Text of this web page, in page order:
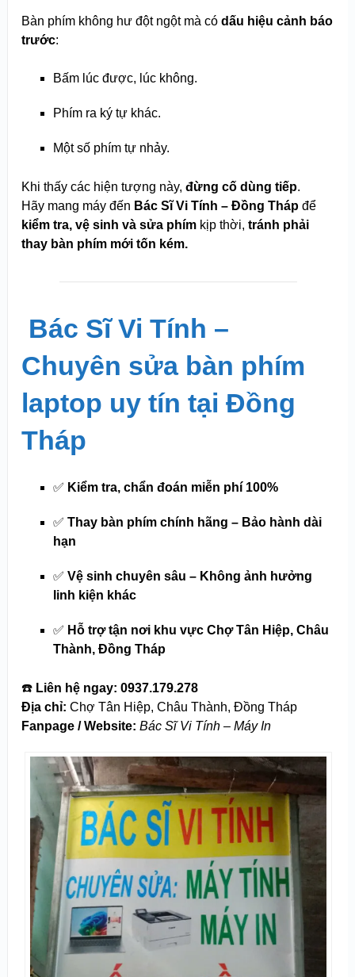
Bàn phím không hư đột ngột mà có dấu hiệu cảnh báo
trước:
Bấm lúc được, lúc không.
Phím ra ký tự khác.
Một số phím tự nhảy.
Khi thấy các hiện tượng này, đừng cố dùng tiếp.
Hãy mang máy đến Bác Sĩ Vi Tính – Đồng Thápđể
kiểm tra, vệ sinh và sửa phímkịp thời, tránh phải
thay bàn phím mới tốn kém.
Bác Sĩ Vi Tính –
Chuyên sửa bàn phím
laptop uy tín tại Đồng
Tháp
✅ Kiểm tra, chẩn đoán miễn phí 100%
✅ Thay bàn phím chính hãng – Bảo hành dài
hạn
✅ Vệ sinh chuyên sâu – Không ảnh hưởng
linh kiện khác
✅ Hỗ trợ tận nơi khu vực Chợ Tân Hiệp, Châu
Thành, Đồng Tháp
☎️ Liên hệ ngay: 0937.179.278
Địa chỉ: Chợ Tân Hiệp, Châu Thành, Đồng Tháp
Fanpage / Website: Bác Sĩ Vi Tính – Máy In